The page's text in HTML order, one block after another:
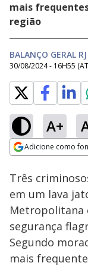
mais
região
BALANÇO GERAL RJ
30/08/2024 - 16H55
A+
Adicione como
Ativar
Três
em um lava
Metropolitana
segurança
Segundo
mais